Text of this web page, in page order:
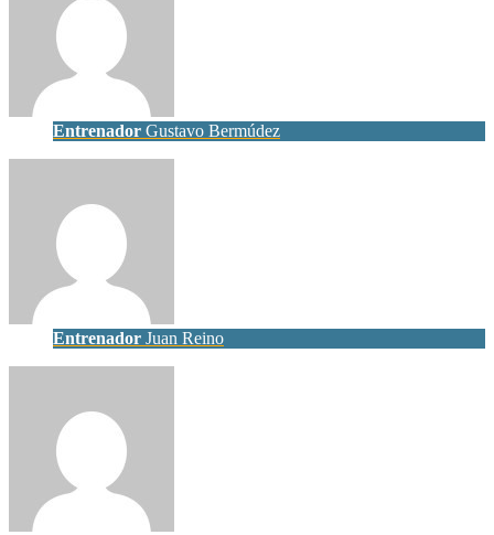
Entrenador Gustavo Bermúdez
Entrenador Juan Reino